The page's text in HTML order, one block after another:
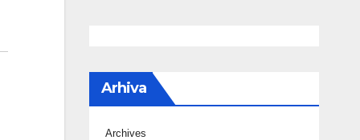
Arhiva
Archives